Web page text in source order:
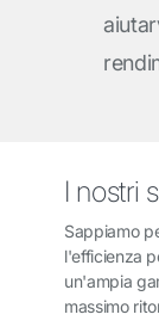
I nostri
Sappiamo
l'efficienza
un'ampia
massimo